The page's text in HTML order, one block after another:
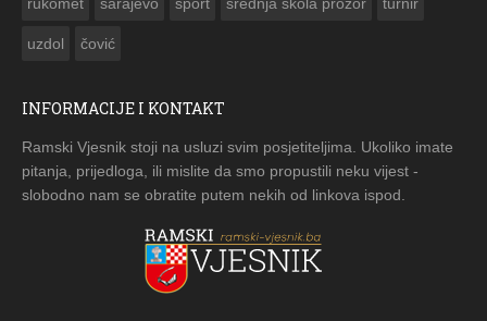
uzdol čović
INFORMACIJE I KONTAKT
Ramski Vjesnik stoji na usluzi svim posjetiteljima. Ukoliko imate
pitanja, prijedloga, ili mislite da smo propustili neku vijest -
slobodno nam se obratite putem nekih od linkova ispod.